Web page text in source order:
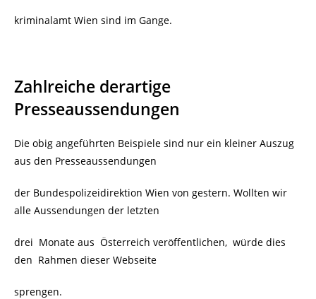
kriminalamt Wien sind im Gange.
Zahlreiche derartige
Presseaussendungen
Die obig angeführten Beispiele sind nur ein kleiner Auszug
aus den Presseaussendungen
der Bundespolizeidirektion Wien von gestern. Wollten wir
alle Aussendungen der letzten
drei Monate aus Österreich veröffentlichen, würde dies
den Rahmen dieser Webseite
sprengen.